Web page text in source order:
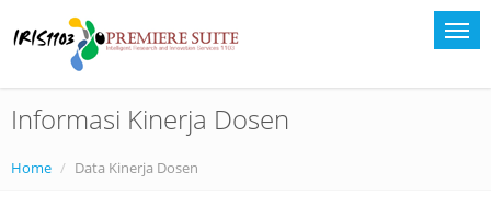
Informasi Kinerja Dosen
Home Data Kinerja Dosen